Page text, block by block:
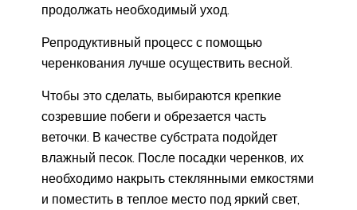
продолжать необходимый уход.
Репродуктивный процесс с помощью
черенкования лучше осуществить весной.
Чтобы это сделать, выбираются крепкие
созревшие побеги и обрезается часть
веточки. В качестве субстрата подойдет
влажный песок. После посадки черенков, их
необходимо накрыть стеклянными емкостями
и поместить в теплое место под яркий свет,